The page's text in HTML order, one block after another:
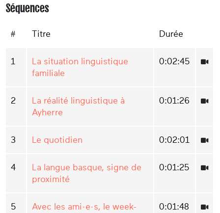
Séquences
# Titre Durée
1
La situation linguistique
familiale
0:02:45
2
La réalité linguistique à
Ayherre
0:01:26
3 Le quotidien 0:02:01
4
La langue basque, signe de
proximité
0:01:25
5
Avec les ami·e·s, le week-
0:01:48